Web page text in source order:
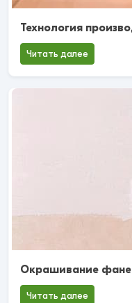
Технология
Читать далее
Окрашивание
Читать далее